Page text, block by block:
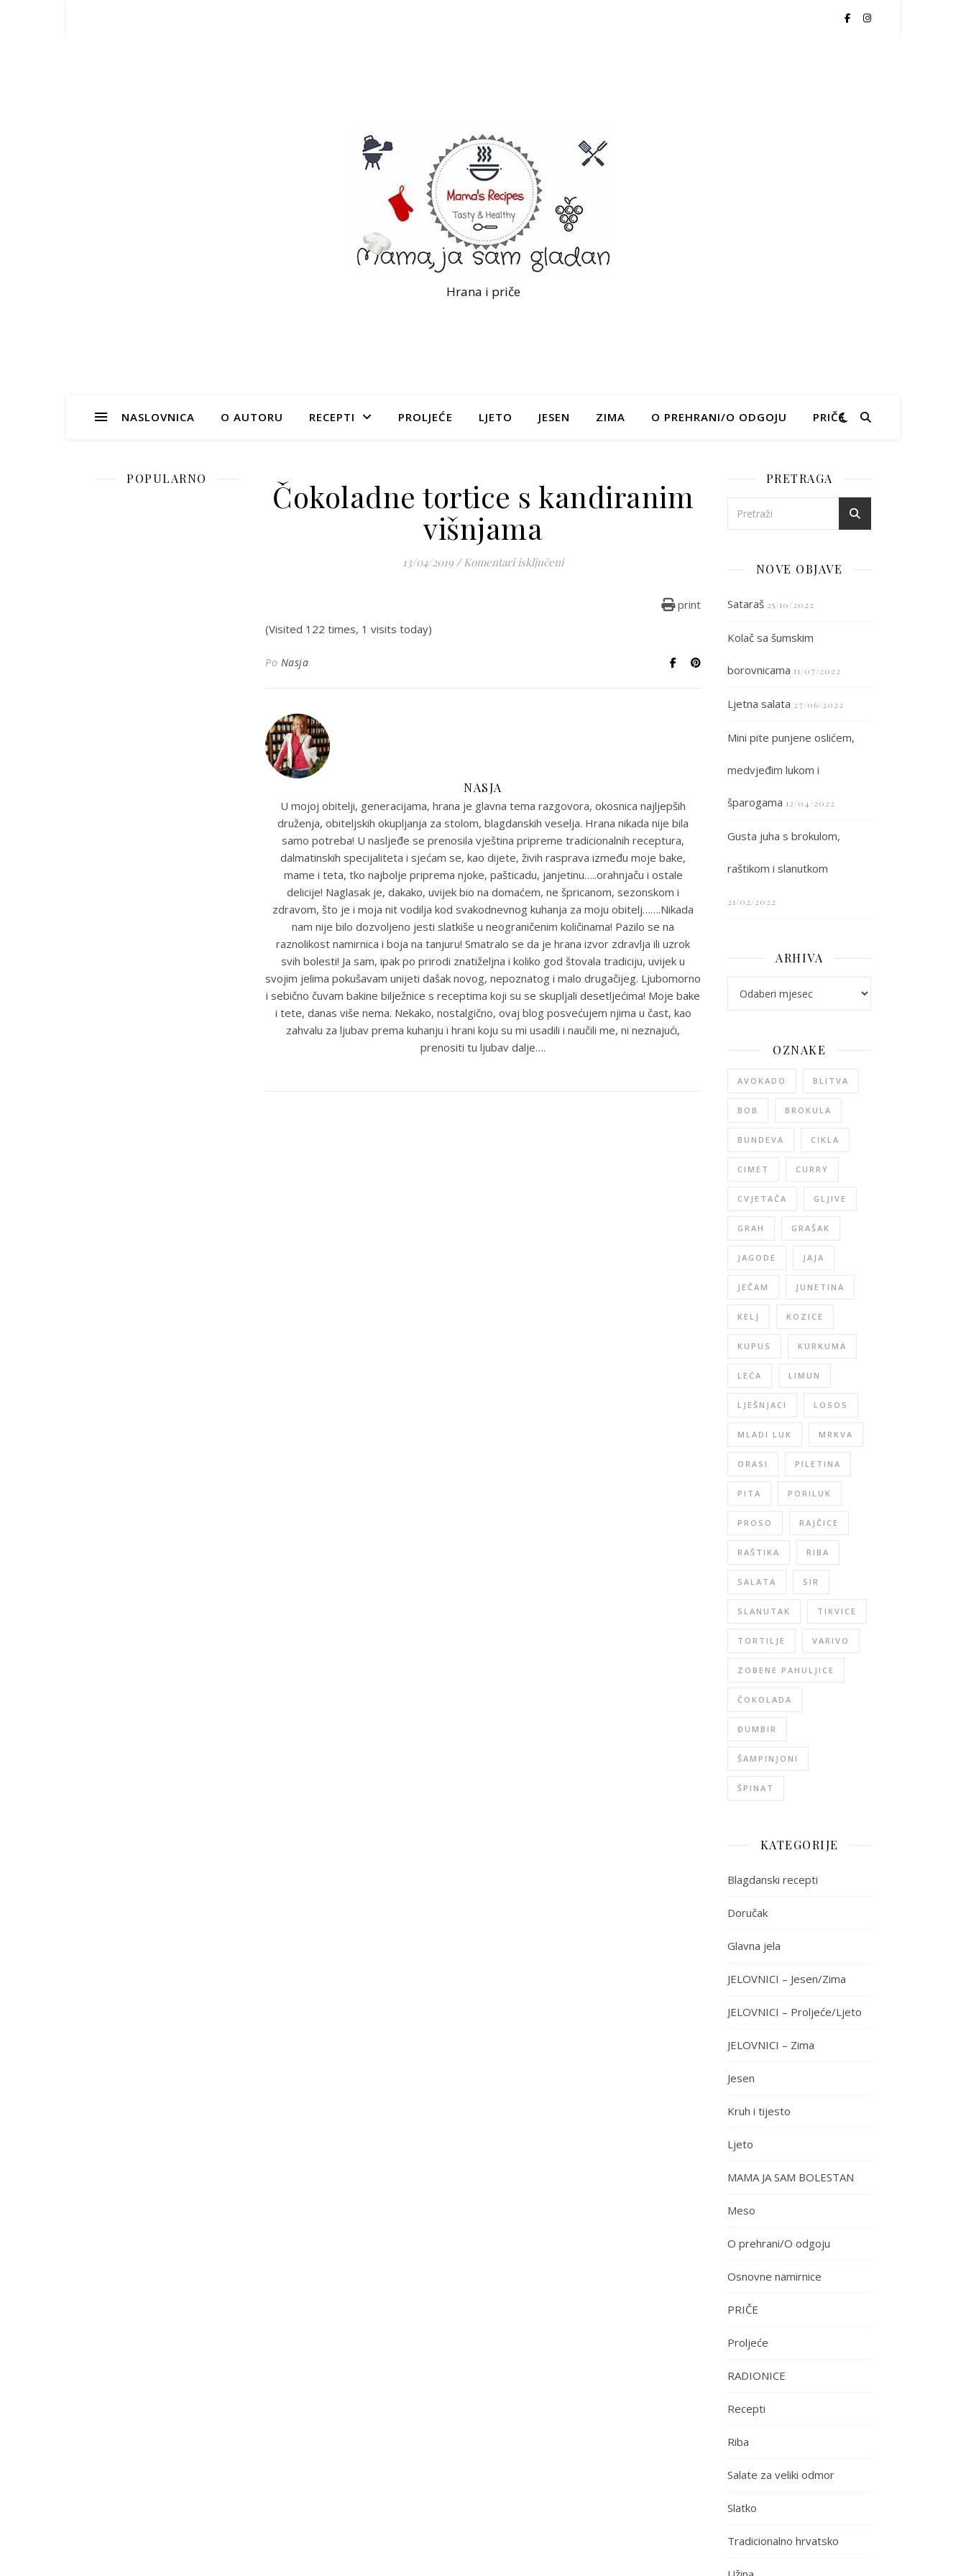
Hrana i priče
NASLOVNICA O AUTORU RECEPTI PROLJEĆE LJETO JESEN ZIMA O PREHRANI/O ODGOJU PRIČE
POPULARNO
Čokoladne tortice s kandiranim
višnjama
13/04/2019 / Komentari isključeniza Čokoladne tortice s kandiranim višnjama
print
(Visited 122 times, 1 visits today)
Po Nasja
NASJA
U mojoj obitelji, generacijama, hrana je glavna tema razgovora, okosnica najljepših
druženja, obiteljskih okupljanja za stolom, blagdanskih veselja. Hrana nikada nije bila
samo potreba! U nasljeđe se prenosila vještina pripreme tradicionalnih receptura,
dalmatinskih specijaliteta i sjećam se, kao dijete, živih rasprava između moje bake,
mame i teta, tko najbolje priprema njoke, pašticadu, janjetinu…..orahnjaču i ostale
delicije! Naglasak je, dakako, uvijek bio na domaćem, ne špricanom, sezonskom i
zdravom, što je i moja nit vodilja kod svakodnevnog kuhanja za moju obitelj…….Nikada
nam nije bilo dozvoljeno jesti slatkiše u neograničenim količinama! Pazilo se na
raznolikost namirnica i boja na tanjuru! Smatralo se da je hrana izvor zdravlja ili uzrok
svih bolesti! Ja sam, ipak po prirodi znatiželjna i koliko god štovala tradiciju, uvijek u
svojim jelima pokušavam unijeti dašak novog, nepoznatog i malo drugačijeg. Ljubomorno
i sebično čuvam bakine bilježnice s receptima koji su se skupljali desetljećima! Moje bake
i tete, danas više nema. Nekako, nostalgično, ovaj blog posvećujem njima u čast, kao
zahvalu za ljubav prema kuhanju i hrani koju su mi usadili i naučili me, ni neznajući,
prenositi tu ljubav dalje….
PRETRAGA
NOVE OBJAVE
Sataraš 25/10/2022
Kolač sa šumskim
borovnicama 11/07/2022
Ljetna salata 27/06/2022
Mini pite punjene oslićem,
medvjeđim lukom i
šparogama 12/04/2022
Gusta juha s brokulom,
raštikom i slanutkom
21/02/2022
ARHIVA
OZNAKE
AVOKADO BLITVA
BOB BROKULA
BUNDEVA CIKLA
CIMET CURRY
CVJETAČA GLJIVE
GRAH GRAŠAK
JAGODE JAJA
JEČAM JUNETINA
KELJ KOZICE
KUPUS KURKUMA
LEĆA LIMUN
LJEŠNJACI LOSOS
MLADI LUK MRKVA
ORASI PILETINA
PITA PORILUK
PROSO RAJČICE
RAŠTIKA RIBA
SALATA SIR
SLANUTAK TIKVICE
TORTILJE VARIVO
ZOBENE PAHULJICE
ČOKOLADA
ĐUMBIR
ŠAMPINJONI
ŠPINAT
KATEGORIJE
Blagdanski recepti
Doručak
Glavna jela
JELOVNICI – Jesen/Zima
JELOVNICI – Proljeće/Ljeto
JELOVNICI – Zima
Jesen
Kruh i tijesto
Ljeto
MAMA JA SAM BOLESTAN
Meso
O prehrani/O odgoju
Osnovne namirnice
PRIČE
Proljeće
RADIONICE
Recepti
Riba
Salate za veliki odmor
Slatko
Tradicionalno hrvatsko